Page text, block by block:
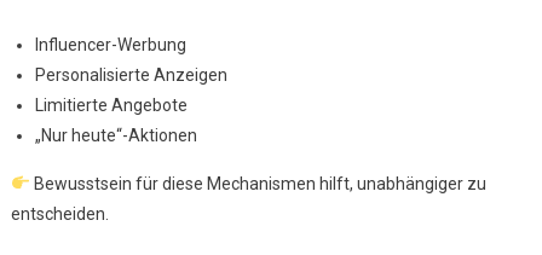
Influencer-Werbung
Personalisierte Anzeigen
Limitierte Angebote
„Nur heute“-Aktionen
Bewusstsein für diese Mechanismen hilft, unabhängiger zu
entscheiden.